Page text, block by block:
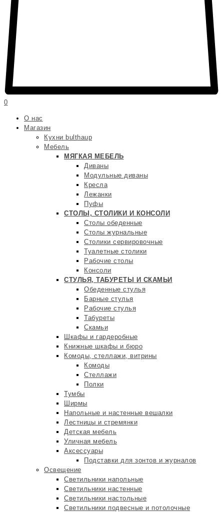
0
О нас
Магазин
Кухни bulthaup
Мебель
МЯГКАЯ МЕБЕЛЬ
Диваны
Модульные диваны
Кресла
Лежанки
Пуфы
СТОЛЫ, СТОЛИКИ И КОНСОЛИ
Столы обеденные
Столы журнальные
Столики сервировочные
Туалетные столики
Рабочие столы
Консоли
СТУЛЬЯ, ТАБУРЕТЫ И СКАМЬИ
Обеденные стулья
Барные стулья
Рабочие стулья
Табуреты
Скамьи
Шкафы и гардеробные
Книжные шкафы и бюро
Комоды, стеллажи, витрины
Комоды
Стеллажи
Полки
Тумбы
Ширмы
Напольные и настенные вешалки
Лестницы и стремянки
Детская мебель
Уличная мебель
Аксессуары
Подставки для зонтов и журналов
Освещение
Светильники напольные
Светильники настенные
Светильники настольные
Светильники подвесные и потолочные